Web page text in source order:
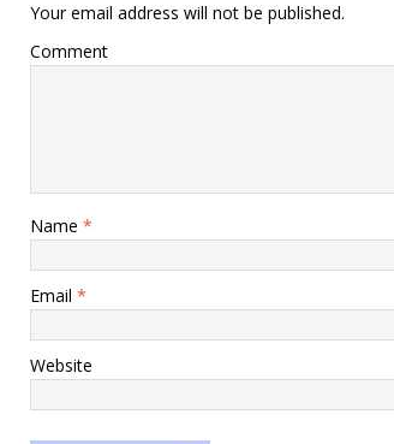
Your email address will not be published.
Comment
Name *
Email *
Website